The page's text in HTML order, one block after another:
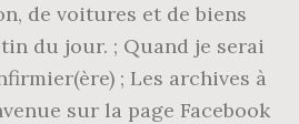
de voitures et de biens
du jour. ; Quand je serai
; Les archives à
sur la page Facebook